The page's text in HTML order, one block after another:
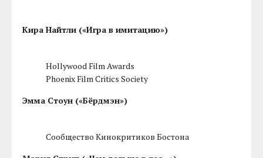
Кира Найтли («Игра в имитацию»)
Hollywood Film Awards
Phoenix Film Critics Society
Эмма Стоун («Бёрдмэн»)
Сообщество Кинокритиков Бостона